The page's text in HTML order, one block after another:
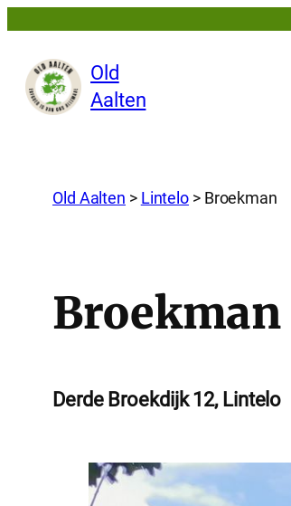
Old
Aalten
Old Aalten > Lintelo > Broekman
Broekman
Derde Broekdijk 12, Lintelo